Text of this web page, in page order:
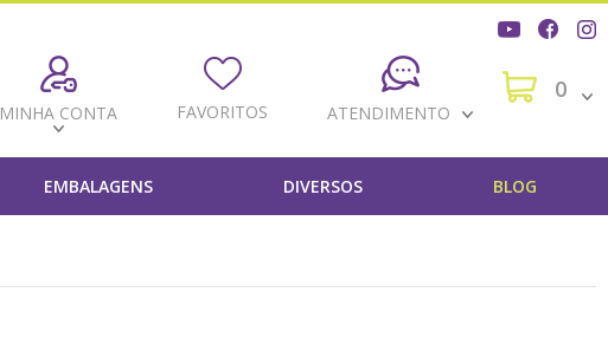
MINHA CONTA FAVORITOS ATENDIMENTO
0
EMBALAGENS DIVERSOS BLOG